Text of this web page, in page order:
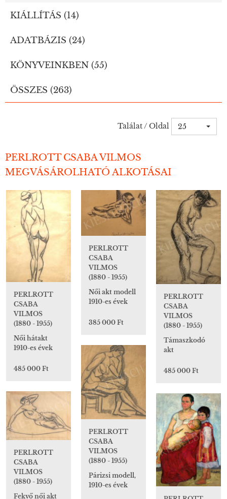
KIÁLLÍTÁS (14)
ADATBÁZIS (24)
KÖNYVEINKBEN (55)
ÖSSZES (263)
Találat / Oldal 25
PERLROTT CSABA VILMOS
MEGVÁSÁROLHATÓ ALKOTÁSAI
PERLROTT
CSABA
VILMOS
(1880 - 1955)
Női hátakt
1910-es évek
485 000 Ft
PERLROTT
CSABA
VILMOS
(1880 - 1955)
Női akt modell
1910-es évek
385 000 Ft
PERLROTT
CSABA
VILMOS
(1880 - 1955)
Támaszkodó
akt
485 000 Ft
PERLROTT
CSABA
VILMOS
(1880 - 1955)
Párizsi modell,
1910-es évek
PERLROTT
CSABA
VILMOS
(1880 - 1955)
Fekvő női akt